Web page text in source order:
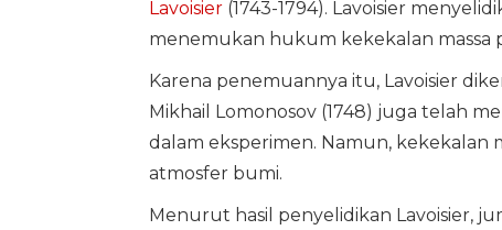
Lavoisier(1743-1794). Lavoisier
menemukan hukum kekekalan massa
Karena penemuannya itu, Lavoisier
Mikhail Lomonosov (1748) juga telah
dalam eksperimen. Namun, kekekalan
atmosfer bumi.
Menurut hasil penyelidikan Lavoisier,